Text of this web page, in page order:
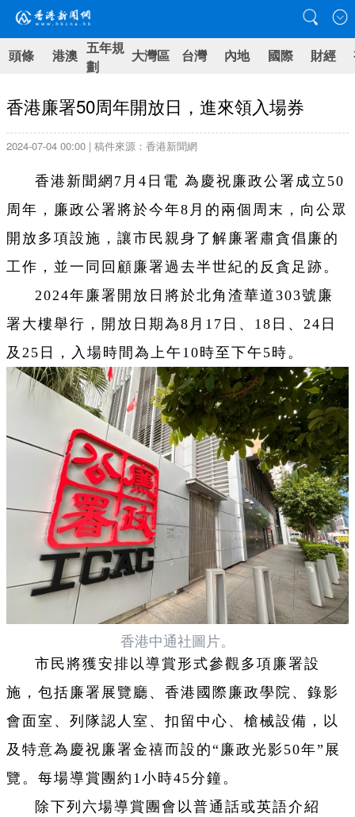
頭條 港澳 五年規
劃
大灣區 台灣 內地 國際 財經
香港廉署50周年開放日，進來領入場券
2024-07-04 00:00 | 稿件來源：香港新聞網
香港新聞網7月4日電 為慶祝廉政公署成立50
周年，廉政公署將於今年8月的兩個周末，向公眾
開放多項設施，讓市民親身了解廉署肅貪倡廉的
工作，並一同回顧廉署過去半世紀的反貪足跡。
2024年廉署開放日將於北角渣華道303號廉
署大樓舉行，開放日期為8月17日、18日、24日
及25日，入場時間為上午10時至下午5時。
香港中通社圖片。
市民將獲安排以導賞形式參觀多項廉署設
施，包括廉署展覽廳、香港國際廉政學院、錄影
會面室、列隊認人室、扣留中心、槍械設備，以
及特意為慶祝廉署金禧而設的“廉政光影50年”展
覽。每場導賞團約1小時45分鐘。
除下列六場導賞團會以普通話或英語介紹